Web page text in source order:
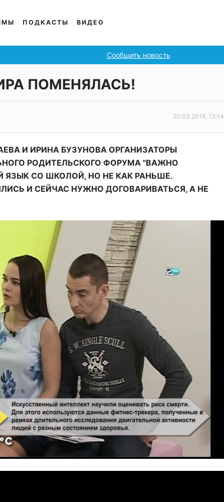
ПОДКАСТЫ ВИДЕО
Сообщить новость
ПОМЕНЯЛАСЬ!
30.03.2018, 12:14
И ИРИНА БУЗУНОВА ОРГАНИЗАТОРЫ
РОДИТЕЛЬСКОГО ФОРУМА "ВАЖНО
ЯЗЫК СО ШКОЛОЙ, НО НЕ КАК РАНЬШЕ.
И СЕЙЧАС НУЖНО ДОГОВАРИВАТЬСЯ, А НЕ